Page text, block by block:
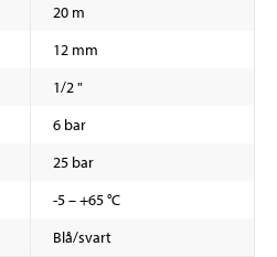
20 m
12 mm
1/2 "
6 bar
25 bar
-5 – +65 °C
Blå/svart